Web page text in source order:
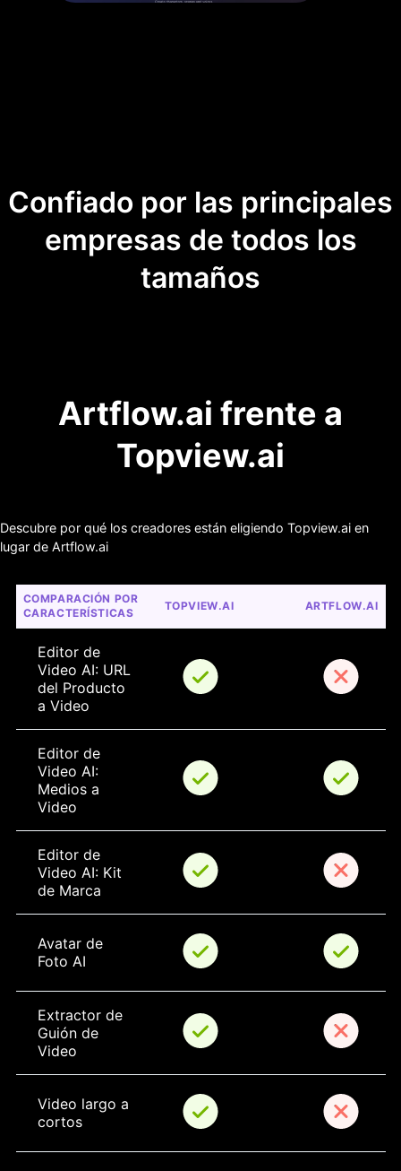
Confiado por las principales
empresas de todos los
tamaños
Artflow.ai frente a
Topview.ai
Descubre por qué los creadores están eligiendo Topview.ai en
lugar de Artflow.ai
COMPARACIÓN POR
CARACTERÍSTICAS
TOPVIEW.AI ARTFLOW.AI
Editor de
Video AI: URL
del Producto
a Video
Editor de
Video AI:
Medios a
Video
Editor de
Video AI: Kit
de Marca
Avatar de
Foto AI
Extractor de
Guión de
Video
Video largo a
cortos